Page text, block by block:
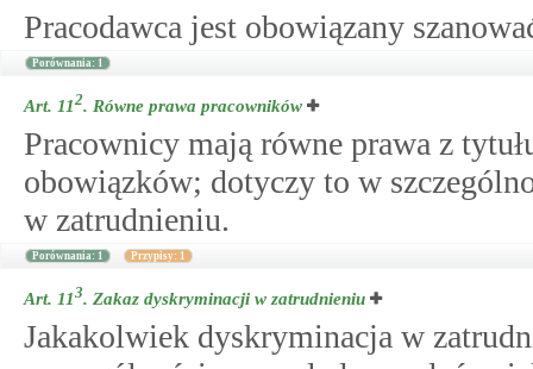
Pracodawca jest obowiązany
Porównania: 1
Art. 112. Równe prawa pracowników
Pracownicy mają równe prawa z
obowiązków; dotyczy to w
w zatrudnieniu.
Porównania: 1 Przypisy: 1
Art. 113. Zakaz dyskryminacji w zatrudnieniu
Jakakolwiek dyskryminacja w